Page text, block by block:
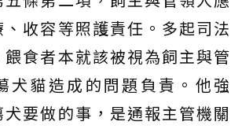
收容等照護責任。多起司法
食者本就該被視為飼主與管
犬貓造成的問題負責。他強
要做的事，是通報主管機關